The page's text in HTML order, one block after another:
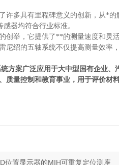
许多具有里程碑意义的创新，从*
器均符合行业标准。
创举，它提供了**的测量速度和灵
尼绍的五轴系统不仅提高测量效
方案广泛应用于大中型国有企业
质量控制和教育事业，用于评价材